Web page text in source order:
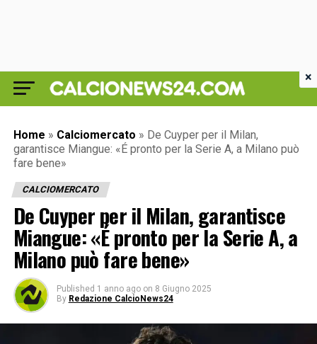
Home » Calciomercato » De Cuyper per il Milan,
garantisce Miangue: «É pronto per la Serie A, a Milano può
fare bene»
CALCIOMERCATO
De Cuyper per il Milan, garantisce
Miangue: «É pronto per la Serie A, a
Milano può fare bene»
Published 1 anno ago on 8 Giugno 2025
By Redazione CalcioNews24
×